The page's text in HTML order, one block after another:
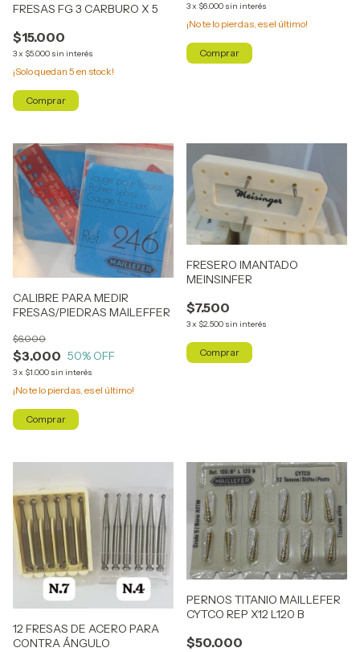
FRESAS FG 3 CARBURO X 5
$15.000
3x $5.000 sin interés
¡Solo quedan 5 en stock!
3x $6.000 sin interés
¡No te lo pierdas, es el último!
CALIBRE PARA MEDIR
FRESAS/PIEDRAS MAILEFFER
$3.000
$6.000
50% OFF
3x $1.000 sin interés
¡No te lo pierdas, es el último!
FRESERO IMANTADO
MEINSINFER
$7.500
3x $2.500 sin interés
12 FRESAS DE ACERO PARA
CONTRA ÁNGULO
PERNOS TITANIO MAILLEFER
CYTCO REP X12 L120 B
$50.000